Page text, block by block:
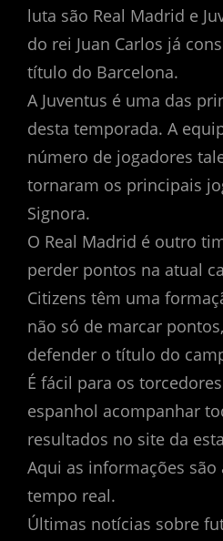
luta são Real Madrid e
do rei Juan Carlos já
título do Barcelona.
A Juventus é uma das
desta temporada. A
número de jogadores
tornaram os principais
Signora.
O Real Madrid é outro
perder pontos na atual
Citizens têm uma
não só de marcar
defender o título do
É fácil para os
espanhol acompanhar
resultados no site da
Aqui as informações são
tempo real.
Últimas notícias sobre